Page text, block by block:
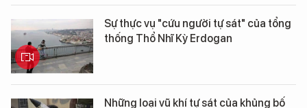
Sự thực vụ "cứu người tự sát" của tổng
thống Thổ Nhĩ Kỳ Erdogan
Những loại vũ khí tự sát của khủng bố